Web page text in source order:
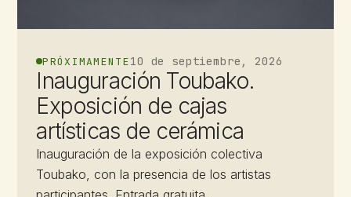
PRÓXIMAMENTE10 de septiembre, 2026
Inauguración Toubako.
Exposición de cajas
artísticas de cerámica
Inauguración de la exposición colectiva
Toubako, con la presencia de los artistas